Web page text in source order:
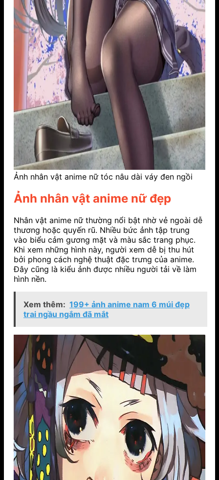
Ảnh nhân vật anime nữ tóc nâu dài váy đen ngồi
Ảnh nhân vật anime nữ đẹp
Nhân vật anime nữ thường nổi bật nhờ vẻ ngoài dễ
thương hoặc quyến rũ. Nhiều bức ảnh tập trung
vào biểu cảm gương mặt và màu sắc trang phục.
Khi xem những hình này, người xem dễ bị thu hút
bởi phong cách nghệ thuật đặc trưng của anime.
Đây cũng là kiểu ảnh được nhiều người tải về làm
hình nền.
Xem thêm: 199+ ảnh anime nam 6 múi đẹp
trai ngầu ngắm đã mắt